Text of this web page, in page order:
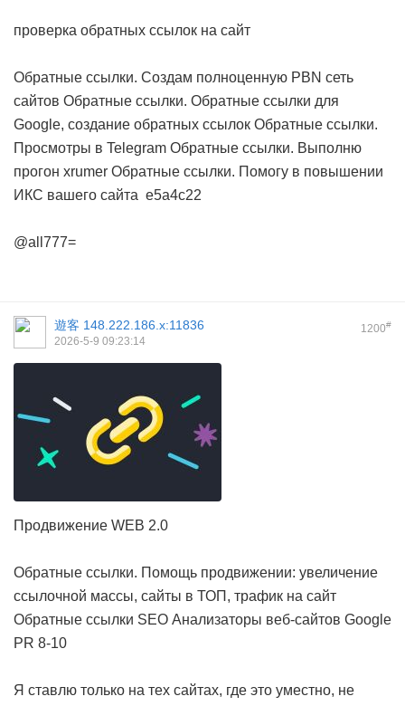
проверка обратных ссылок на сайт
Обратные ссылки. Создам полноценную PBN сеть
сайтов Обратные ссылки. Обратные ссылки для
Google, создание обратных ссылок Обратные ссылки.
Просмотры в Telegram Обратные ссылки. Выполню
прогон xrumer Обратные ссылки. Помогу в повышении
ИКС вашего сайта e5a4c22
@all777=
1200#
遊客 148.222.186.x:11836
2026-5-9 09:23:14
Продвижение WEB 2.0
Обратные ссылки. Помощь продвижении: увеличение
ссылочной массы, сайты в ТОП, трафик на сайт
Обратные ссылки SEO Анализаторы веб-сайтов Google
PR 8-10
Я ставлю только на тех сайтах, где это уместно, не